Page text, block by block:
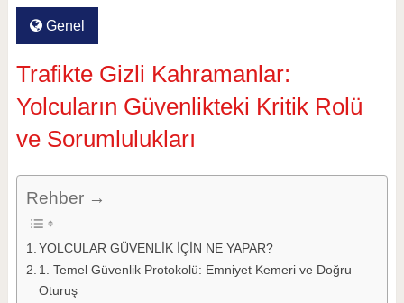
Genel
Trafikte Gizli Kahramanlar:
Yolcuların Güvenlikteki Kritik Rolü
ve Sorumlulukları
Rehber →
YOLCULAR GÜVENLİK İÇİN NE YAPAR?
1. Temel Güvenlik Protokolü: Emniyet Kemeri ve Doğru
Oturuş